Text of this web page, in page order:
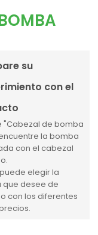
su
con el
"Cabezal de bomba
la bomba
con el cabezal
elegir la
que desee de
con los diferentes